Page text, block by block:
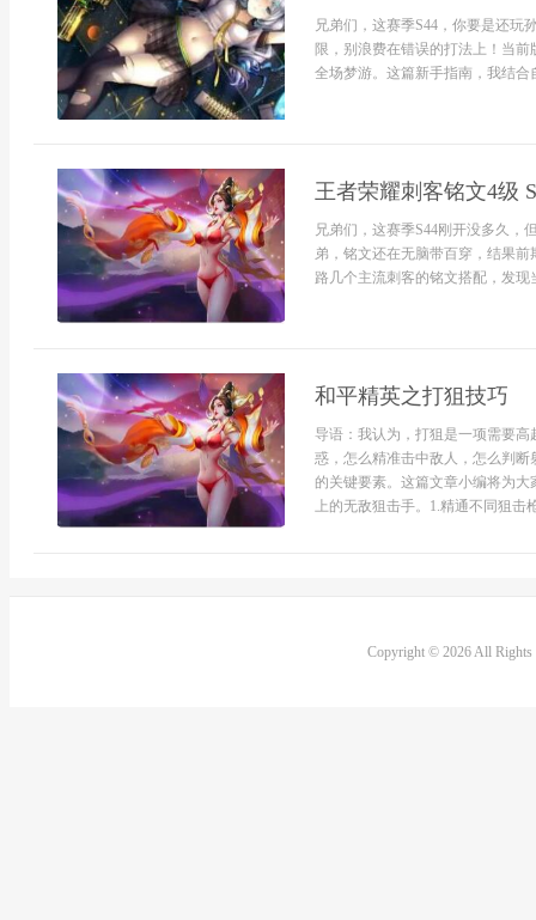
兄弟们，这赛季S44，你要是还玩
限，别浪费在错误的打法上！当
全场梦游。这篇新手指南，我结
王者荣耀刺客铭文4级
兄弟们，这赛季S44刚开没多久，
弟，铭文还在无脑带百穿，结果
路几个主流刺客的铭文搭配，发
和平精英之打狙技巧
导语：我认为，打狙是一项需要
惑，怎么精准击中敌人，怎么判
的关键要素。这篇文章小编将为
上的无敌狙击手。1.精通不同狙
Copyright © 2026 All